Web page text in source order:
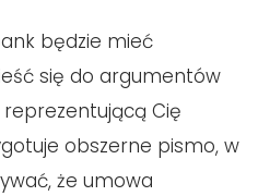
będzie mieć
się do argumentów
Cię
obszerne pismo, w
że umowa